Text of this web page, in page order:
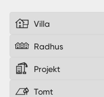
Villa
Radhus
Projekt
Tomt